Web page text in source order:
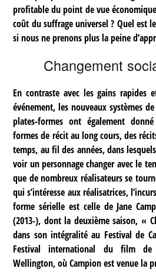
profitable du point de vue
coût du suffrage universel ? Quel est
si nous ne prenons plus la peine
Changement
En contraste avec les gains rapides
événement, les nouveaux systèmes
plates-formes ont également
formes de récit au long cours, des
temps, au fil des années, dans
voir un personnage changer avec le
que de nombreux réalisateurs se
qui s’intéresse aux réalisatrices,
forme sérielle est celle de Jane
(2013-), dont la deuxième saison, «
dans son intégralité au Festival de
Festival international du film
Wellington, où Campion est venue la